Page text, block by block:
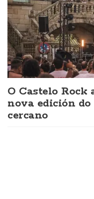
O Castelo Rock
nova edición
cercano